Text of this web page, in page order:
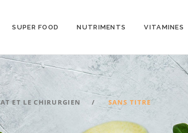
SUPER FOOD NUTRIMENTS VITAMINES
ET LE CHIRURGIEN SANS TITRE